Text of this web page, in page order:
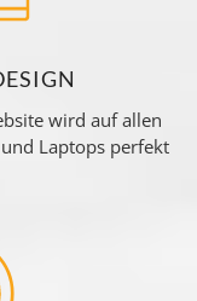
wird auf allen
Laptops perfekt